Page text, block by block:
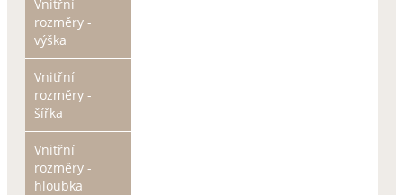
Vnitřní
rozměry -
výška
Vnitřní
rozměry -
šířka
Vnitřní
rozměry -
hloubka